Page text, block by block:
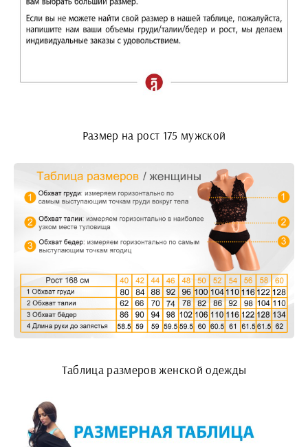
Размер на рост 175 мужской
Таблица размеров женской одежды